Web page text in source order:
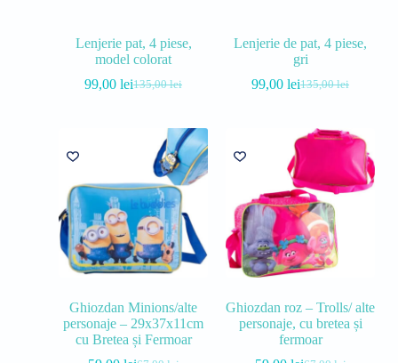
Lenjerie pat, 4 piese,
model colorat
135,00lei
99,00 lei
Lenjerie de pat, 4 piese,
gri
135,00lei
99,00 lei
Ghiozdan Minions/alte
personaje – 29x37x11cm
cu Bretea și Fermoar
Ghiozdan roz – Trolls/ alte
personaje, cu bretea și
fermoar